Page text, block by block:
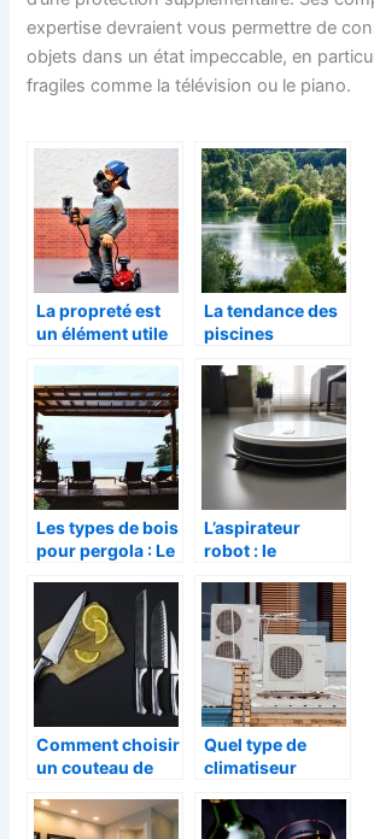
expertise devraient vous permettre de
objets dans un état impeccable, en
fragiles comme la télévision ou le piano.
La propreté est
un élément utile
La tendance des
piscines
comme
décoration de
jardin
Les types de bois
pour pergola : Le
pression
L’aspirateur
robot : le
toute autonomie
de la maison
Comment choisir
un couteau de
Quel type de
climatiseur
installation ?